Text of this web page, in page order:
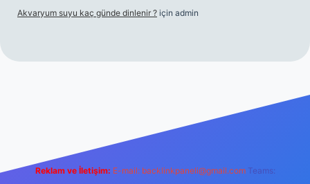
Akvaryum suyu kaç günde dinlenir ? için admin
Reklam ve İletişim: E-mail: backlinkpaneli@gmail.com Teams: